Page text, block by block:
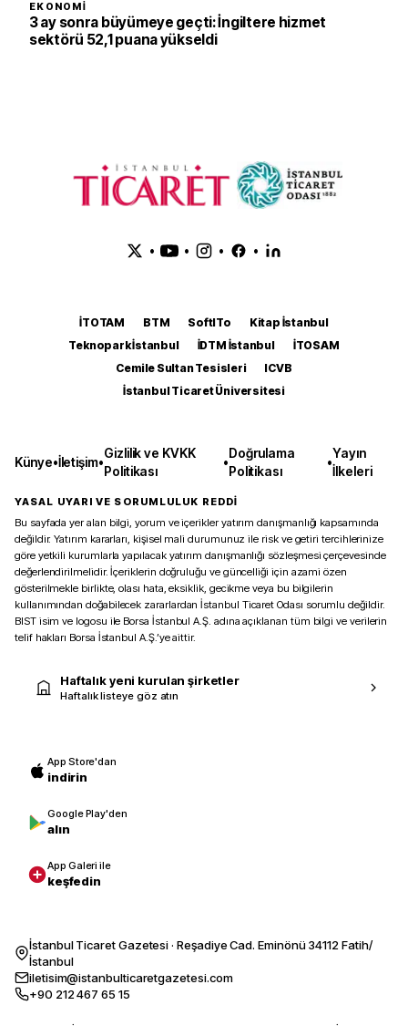
EKONOMI
3 ay sonra büyümeye geçti: İngiltere hizmet
sektörü 52,1 puana yükseldi
• • • •
İTOTAM BTM SoftITo
Kitap İstanbul
Teknopark İstanbul
İDTM İstanbul
İTOSAM
Cemile Sultan Tesisleri
ICVB
İstanbul Ticaret Üniversitesi
Künye•İletişim•
Gizlilik ve KVKK
Politikası
•
Doğrulama
Politikası
•
Yayın
İlkeleri
YASAL UYARI VE SORUMLULUK REDDİ
Bu sayfada yer alan bilgi, yorum ve içerikler yatırım danışmanlığı kapsamında
değildir. Yatırım kararları, kişisel mali durumunuz ile risk ve getiri tercihlerinize
göre yetkili kurumlarla yapılacak yatırım danışmanlığı sözleşmesi çerçevesinde
değerlendirilmelidir. İçeriklerin doğruluğu ve güncelliği için azami özen
gösterilmekle birlikte, olası hata, eksiklik, gecikme veya bu bilgilerin
kullanımından doğabilecek zararlardan İstanbul Ticaret Odası sorumlu değildir.
BIST isim ve logosu ile Borsa İstanbul A.Ş. adına açıklanan tüm bilgi ve verilerin
telif hakları Borsa İstanbul A.Ş.’ye aittir.
Haftalık yeni kurulan şirketler
Haftalık listeye göz atın
App Store'dan
indirin
Google Play'den
alın
App Galeri ile
keşfedin
İstanbul Ticaret Gazetesi · Reşadiye Cad. Eminönü 34112 Fatih/
İstanbul
iletisim@istanbulticaretgazetesi.com
+90 212 467 65 15